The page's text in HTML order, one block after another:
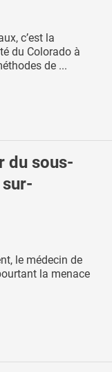
c’est la
du Colorado à
de ...
du sous-
le médecin de
la menace